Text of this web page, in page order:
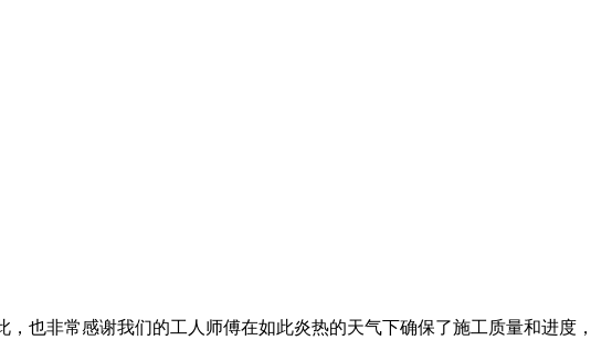
也非常感谢我们的工人师傅在如此炎热的天气下确保了施工质量和进度，